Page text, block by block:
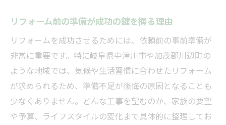
安心できるリフォーム計画の立て方ガイド
リフォーム初心者に役立つ準備チェックリ
スト
トラブルを防ぐリフォーム事前準備のコツ
初めてでも安心できるリフォーム相談の方
法
地元で信頼を得るリフォームの極意
リフォーム前の準備が成功の鍵を握る理由
リフォームを成功させるためには、依頼前の事前準備が
非常に重要です。特に岐阜県中津川市や加茂郡川辺町の
ような地域では、気候や生活習慣に合わせたリフォーム
が求められるため、準備不足が後悔の原因となることも
少なくありません。どんな工事を望むのか、家族の要望
や予算、ライフスタイルの変化まで具体的に整理してお